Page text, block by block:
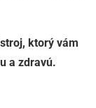
ktorý vám
a zdravú.